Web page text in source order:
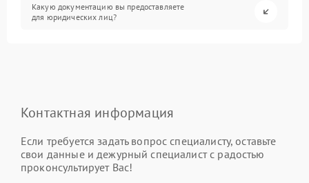
Какую документацию вы предоставляете
для юридических лиц?
Контактная информация
Если требуется задать вопрос специалисту, оставьте
свои данные и дежурный специалист с радостью
проконсультирует Вас!